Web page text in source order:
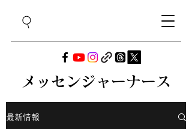
メッセンジャーナース
最新情報